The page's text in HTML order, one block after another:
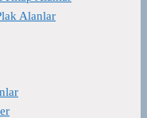
Alanlar